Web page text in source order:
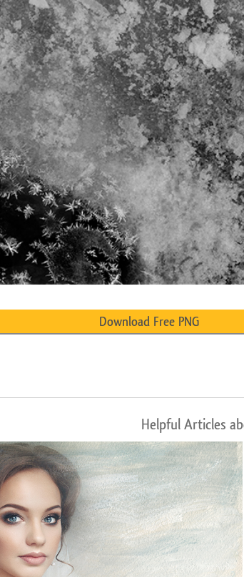
Services de retouche de produits Services de
Download Free PNG
Helpful Articles